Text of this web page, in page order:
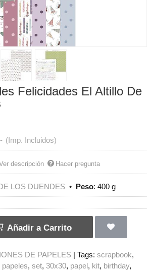
Felicidades El Altillo De
- (Imp. Incluidos)
descripción Hacer pregunta
LOS DUENDES • Peso: 400 g
Añadir a Carrito
DE PAPELES | Tags: scrapbook
papeles set 30x30 papel kit birthday